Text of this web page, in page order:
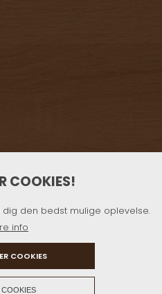
COOKIES!
den bedst mulige oplevelse.
info
COOKIES
COOKIES